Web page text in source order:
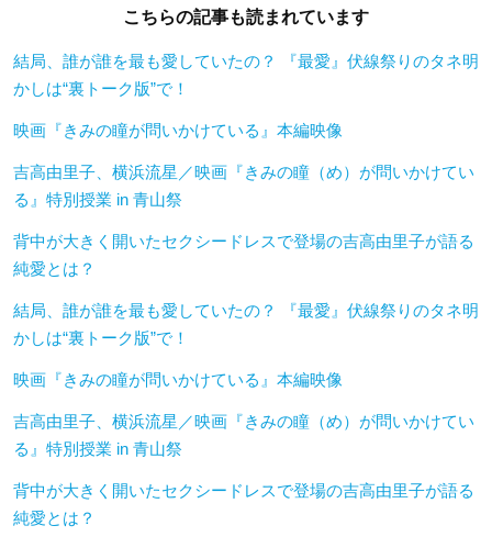
こちらの記事も読まれています
結局、誰が誰を最も愛していたの？ 『最愛』伏線祭りのタネ明
かしは“裏トーク版”で！
映画『きみの瞳が問いかけている』本編映像
吉高由里子、横浜流星／映画『きみの瞳（め）が問いかけてい
る』特別授業 in 青山祭
背中が大きく開いたセクシードレスで登場の吉高由里子が語る
純愛とは？
結局、誰が誰を最も愛していたの？ 『最愛』伏線祭りのタネ明
かしは“裏トーク版”で！
映画『きみの瞳が問いかけている』本編映像
吉高由里子、横浜流星／映画『きみの瞳（め）が問いかけてい
る』特別授業 in 青山祭
背中が大きく開いたセクシードレスで登場の吉高由里子が語る
純愛とは？